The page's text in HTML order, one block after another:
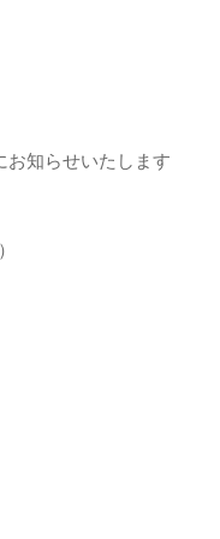
らせいたします